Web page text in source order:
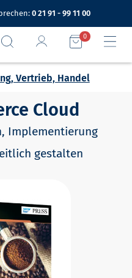
0 21 91 - 99 11 00
0
Vertrieb, Handel
Cloud
Implementierung
gestalten